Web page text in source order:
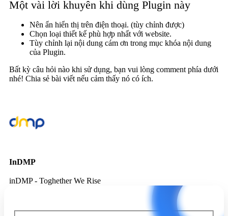
Một vài lời khuyên khi dùng Plugin này
Nên ẩn hiển thị trên điện thoại. (tùy chỉnh được)
Chọn loại thiết kế phù hợp nhất với website.
Tùy chỉnh lại nội dung cám ơn trong mục khóa nội dung
của Plugin.
Bất kỳ câu hỏi nào khi sử dụng, bạn vui lòng comment phía dưới
nhé! Chia sẻ bài viết nếu cảm thấy nó có ích.
InDMP
inDMP - Toghether We Rise